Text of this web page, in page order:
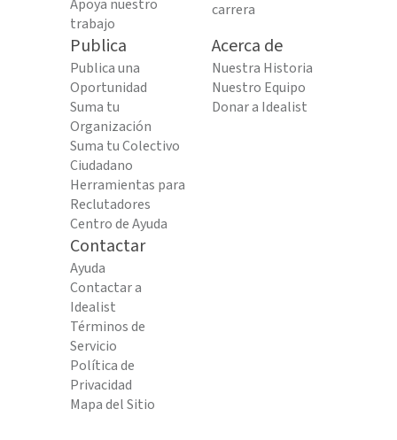
Apoya nuestro
trabajo
carrera
Publica
Publica una
Oportunidad
Suma tu
Organización
Suma tu Colectivo
Ciudadano
Herramientas para
Reclutadores
Centro de Ayuda
Acerca de
Nuestra Historia
Nuestro Equipo
Donar a Idealist
Contactar
Ayuda
Contactar a
Idealist
Términos de
Servicio
Política de
Privacidad
Mapa del Sitio